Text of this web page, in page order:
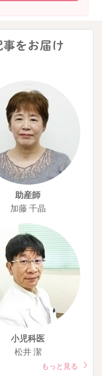
助産師
加藤 千晶
小児科医
松井 潔
もっと見る